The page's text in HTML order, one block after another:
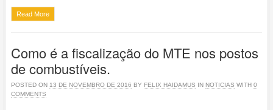
Read More
Como é a fiscalização do MTE nos postos
de combustíveis.
POSTED ON 13 DE NOVEMBRO DE 2016 BY FELIX HAIDAMUS IN NOTICIAS WITH 0
COMMENTS